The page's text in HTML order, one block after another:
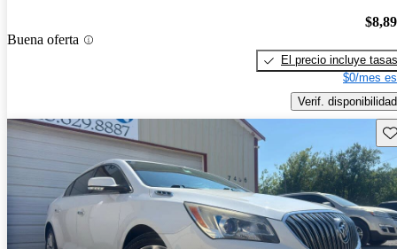
Buena oferta
El precio incluye tasas
$0/mes
Verif. disponibilidad